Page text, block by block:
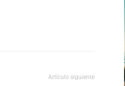
Artículo siguiente